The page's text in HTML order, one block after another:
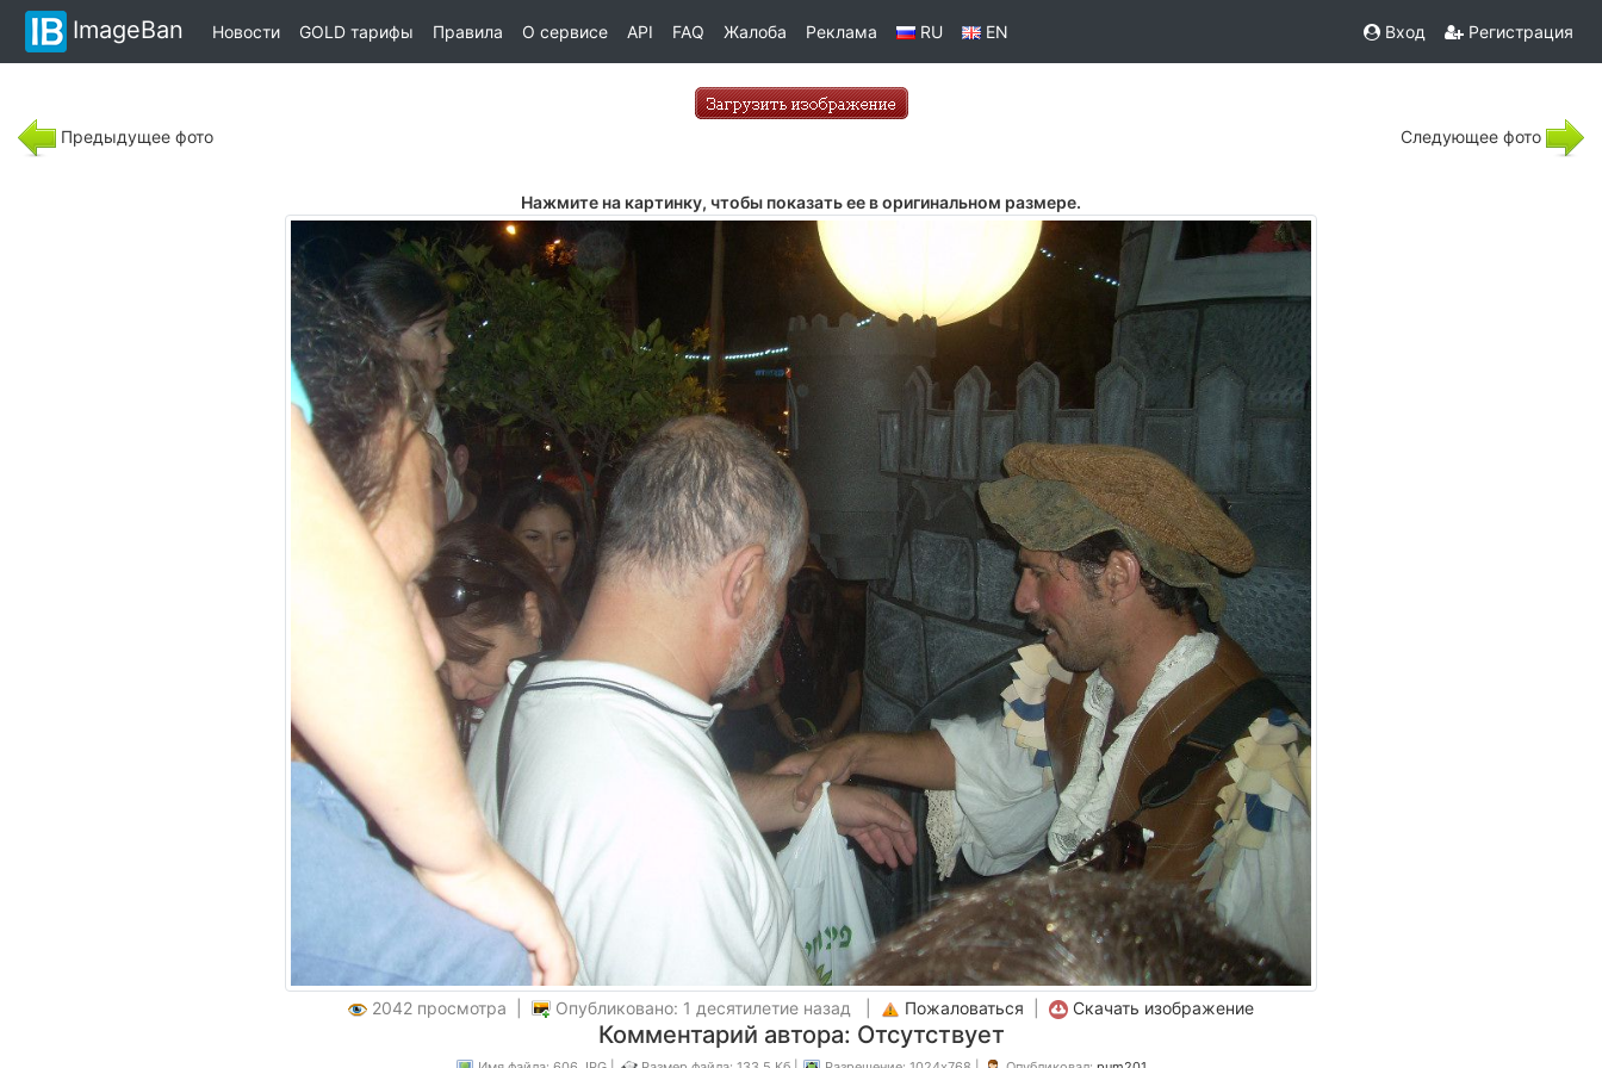
ImageBan Новости GOLD тарифы Правила О сервисе API FAQ Жалоба Реклама RU EN Вход Регистрация
Предыдущее фото Следующее фото
Нажмите на картинку, чтобы показать ее в оригинальном размере.
2042 просмотра | Опубликовано: 1 десятилетие назад | Пожаловаться Скачать изображение
Комментарий автора: Отсутствует